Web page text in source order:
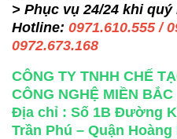
> Phục vụ 24/24 khi
Hotline: 0971.610.555 /
0972.673.168
CÔNG TY TNHH CHẾ
CÔNG NGHỆ MIỀN BẮC
Địa chỉ : Số 1B Đường
Trần Phú – Quận Hoàng